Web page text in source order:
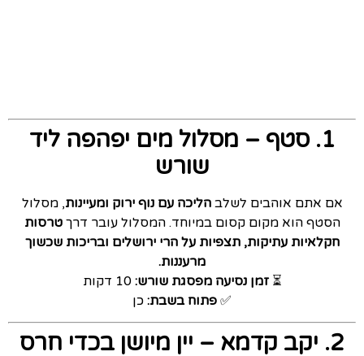
1. סטף – מסלול מים יפהפה ליד
שורש
אם אתם אוהבים לשלבהליכה עם נוף ירוק ומעיינות, מסלול
הסטף הוא מקום קסום במיוחד. המסלול עובר דרךטרסות
חקלאיות עתיקות, תצפיות על הרי ירושלים ובריכות שכשוך
מרעננות.
⏳זמן נסיעה מפסגת שורש: 10 דקות
✅ פתוח בשבת: כן
2. יקב קדמא – יין מיושן בכדי חרס